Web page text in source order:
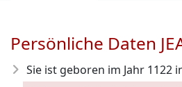
Persönliche Daten
Sie ist geboren im Jahr 1122